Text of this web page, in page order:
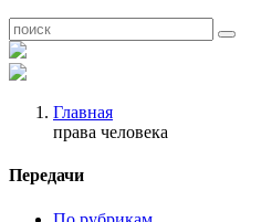
Главная
права человека
Передачи